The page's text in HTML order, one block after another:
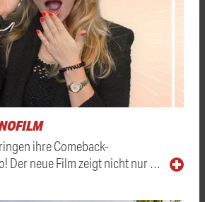
ihre Comeback-
Der neue Film zeigt nicht nur …